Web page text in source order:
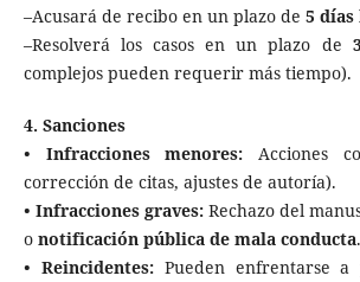
–Acusará de recibo en un plazo de 5 días
–Resolverá los casos en un plazo de
complejos pueden requerir más tiempo).
4. Sanciones
• Infracciones menores: Acciones
corrección de citas, ajustes de autoría).
• Infracciones graves: Rechazo del
o notificación pública de mala conducta.
• Reincidentes:Pueden enfrentarse a